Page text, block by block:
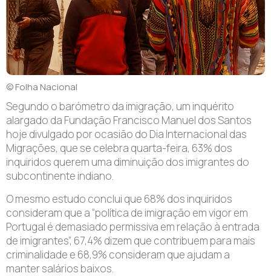
© Folha Nacional
Segundo o barómetro da imigração, um inquérito
alargado da Fundação Francisco Manuel dos Santos
hoje divulgado por ocasião do Dia Internacional das
Migrações, que se celebra quarta-feira, 63% dos
inquiridos querem uma diminuição dos imigrantes do
subcontinente indiano.
O mesmo estudo conclui que 68% dos inquiridos
consideram que a “política de imigração em vigor em
Portugal é demasiado permissiva em relação à entrada
de imigrantes”, 67,4% dizem que contribuem para mais
criminalidade e 68,9% consideram que ajudam a
manter salários baixos.